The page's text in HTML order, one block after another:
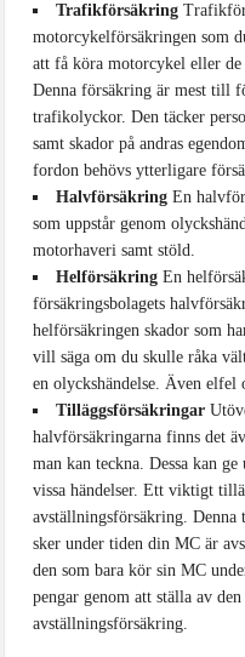
Trafikförsäkring
motorcykelförsäkringen som
att få köra motorcykel eller de
Denna försäkring är mest till
trafikolyckor. Den täcker
samt skador på andras
fordon behövs ytterligare
Halvförsäkring En
som uppstår genom
motorhaveri samt stöld.
HelförsäkringEn
försäkringsbolagets
helförsäkringen skador som
vill säga om du skulle råka
en olyckshändelse. Även elfel
Tilläggsförsäkringar
halvförsäkringarna finns det
man kan teckna. Dessa kan
vissa händelser. Ett viktigt
avställningsförsäkring. Denna
sker under tiden din MC är
den som bara kör sin MC
pengar genom att ställa av
avställningsförsäkring.